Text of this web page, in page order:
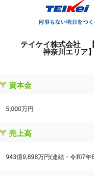
テイケイ株式会社
神奈川エリア】
資本金
5,000万円
売上高
943億9,898万円(連結・令和7年